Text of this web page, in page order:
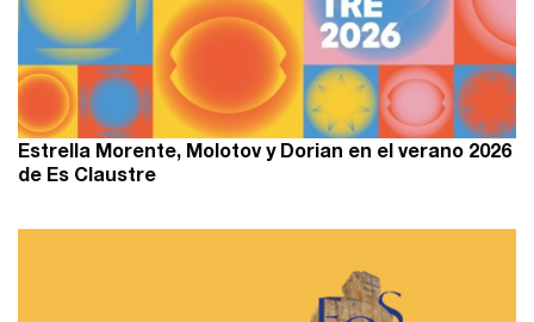
Estrella Morente, Molotov y Dorian en el verano 2026
de Es Claustre